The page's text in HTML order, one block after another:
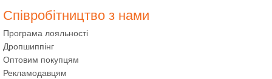
Співробітництво з нами
Програма лояльності
Дропшиппінг
Оптовим покупцям
Рекламодавцям